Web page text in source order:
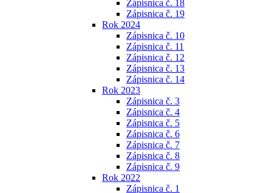
Zápisnica č. 18
Zápisnica č. 19
Rok 2024
Zápisnica č. 10
Zápisnica č. 11
Zápisnica č. 12
Zápisnica č. 13
Zápisnica č. 14
Rok 2023
Zápisnica č. 3
Zápisnica č. 4
Zápisnica č. 5
Zápisnica č. 6
Zápisnica č. 7
Zápisnica č. 8
Zápisnica č. 9
Rok 2022
Zápisnica č. 1